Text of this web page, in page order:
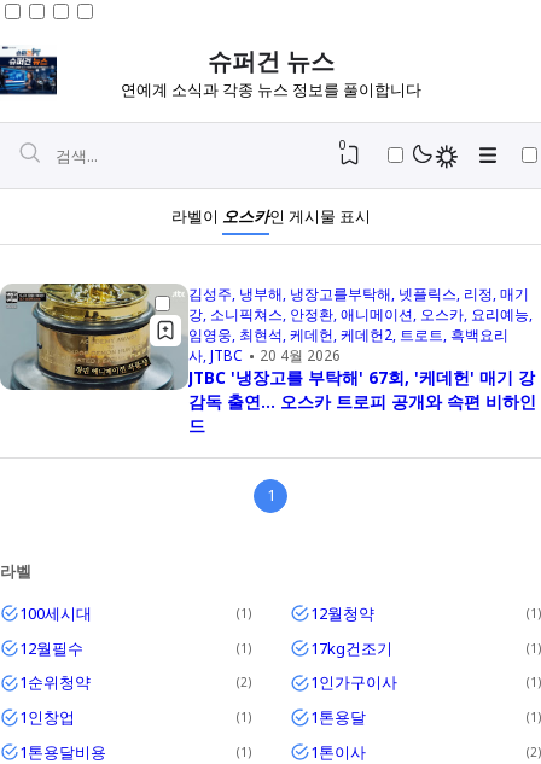
슈퍼건 뉴스
연예계 소식과 각종 뉴스 정보를 풀이합니다
Iglo
0
라벨이 오스카인 게시물 표시
김성주 냉부해 냉장고를부탁해 넷플릭스 리정 매기
강 소니픽쳐스 안정환 애니메이션 오스카 요리예능
임영웅 최현석 케데헌 케데헌2 트로트 흑백요리
사 JTBC 20 4월 2026
JTBC '냉장고를 부탁해' 67회, '케데헌' 매기 강
감독 출연... 오스카 트로피 공개와 속편 비하인
드
1
라벨
100세시대
1 12월청약 1
12월필수 1 17kg건조기 1
1순위청약 2 1인가구이사 1
1인창업 1 1톤용달 1
1톤용달비용 1 1톤이사 2